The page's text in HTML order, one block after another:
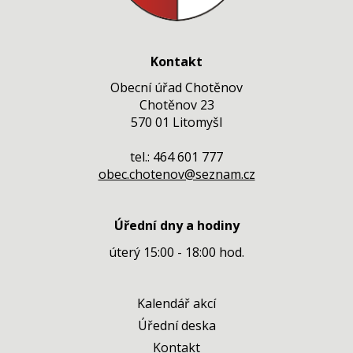
Kontakt
Obecní úřad Chotěnov
Chotěnov 23
570 01 Litomyšl
tel.: 464 601 777
obec.chotenov@seznam.cz
Úřední dny a hodiny
úterý 15:00 - 18:00 hod.
Kalendář akcí
Úřední deska
Kontakt